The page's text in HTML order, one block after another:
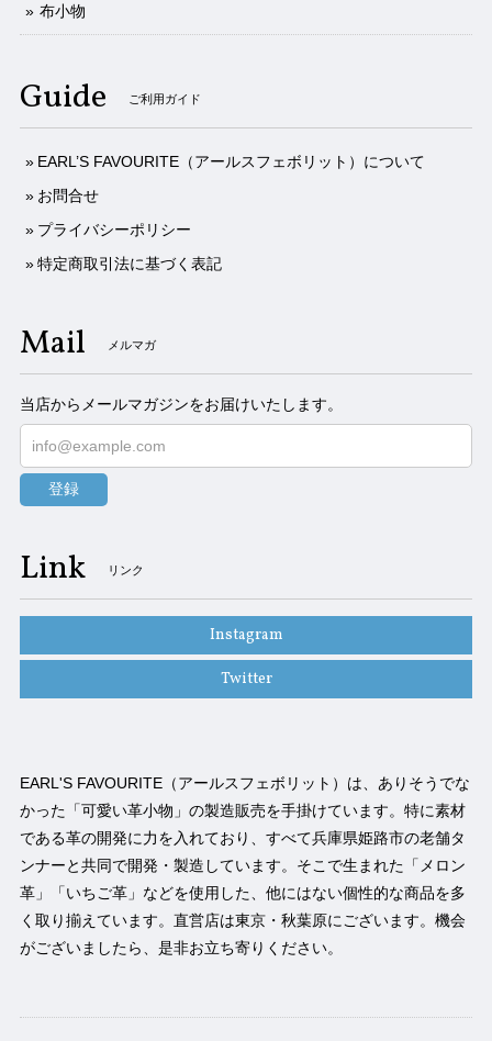
布小物
Guide ご利用ガイド
EARL’S FAVOURITE（アールスフェボリット）について
お問合せ
プライバシーポリシー
特定商取引法に基づく表記
Mail メルマガ
当店からメールマガジンをお届けいたします。
登録
Link リンク
Instagram
Twitter
EARL'S FAVOURITE（アールスフェボリット）は、ありそうでな
かった「可愛い革小物」の製造販売を手掛けています。特に素材
である革の開発に力を入れており、すべて兵庫県姫路市の老舗タ
ンナーと共同で開発・製造しています。そこで生まれた「メロン
革」「いちご革」などを使用した、他にはない個性的な商品を多
く取り揃えています。直営店は東京・秋葉原にございます。機会
がございましたら、是非お立ち寄りください。